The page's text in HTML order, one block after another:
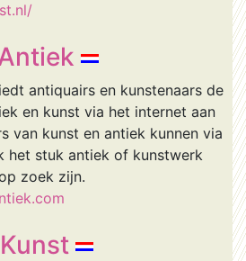
antiquairs en kunstenaars de
en kunst via het internet aan
van kunst en antiek kunnen via
het stuk antiek of kunstwerk
zoek zijn.